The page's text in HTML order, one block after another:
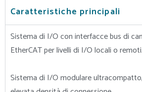
Caratteristiche principali
Sistema di I/O con interfacce bus di
EtherCAT per livelli di I/O locali o remoti.
Sistema di I/O modulare